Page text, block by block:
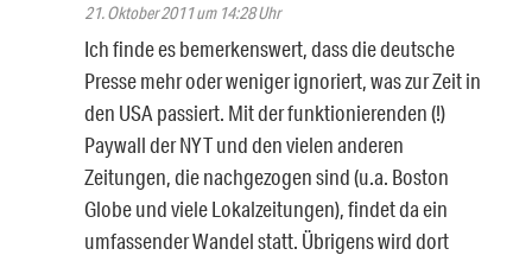
21. Oktober 2011 um 14:28 Uhr
Ich finde es bemerkenswert, dass die deutsche
Presse mehr oder weniger ignoriert, was zur Zeit in
den USA passiert. Mit der funktionierenden (!)
Paywall der NYT und den vielen anderen
Zeitungen, die nachgezogen sind (u.a. Boston
Globe und viele Lokalzeitungen), findet da ein
umfassender Wandel statt. Übrigens wird dort